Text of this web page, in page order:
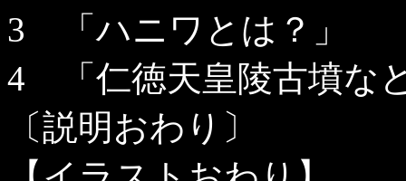
3 「ハニワとは？」
4 「仁徳天皇陵古墳な
〔説明おわり〕